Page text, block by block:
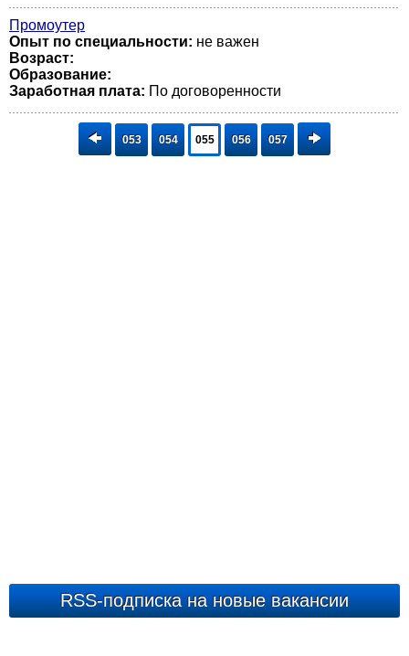
Промоутер
Опыт по специальности: не важен
Возраст:
Образование:
Заработная плата: По договоренности
053 054 055 056 057
RSS-подписка на новые вакансии